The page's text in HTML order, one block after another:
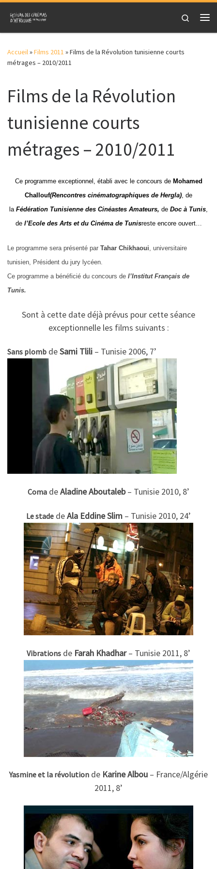
Skip to content
Search
Accueil»Films 2011 »Films de la Révolution tunisienne courts
métrages – 2010/2011
Films de la Révolution
tunisienne courts
métrages – 2010/2011
Ce programme exceptionnel, établi avec le concours deMohamed
Challouf(Rencontres cinématographiques de Hergla) , de
la Fédération Tunisienne des Cinéastes Amateurs, de Doc à Tunis
de l’Ecole des Arts et du Cinéma de Tunisreste encore ouvert…
Le programme sera présenté par Tahar Chikhaoui, universitaire
tunisien, Président du jury lycéen.
Ce programme a bénéficié du concours de l’Institut Français de
Tunis.
Sont à cette date déjà prévus pour cette séance
exceptionnelle les films suivants :
Sans plomb deSami Tlili – Tunisie 2006, 7’
Coma deAladine Aboutaleb– Tunisie 2010, 8’
Le stade deAla Eddine Slim – Tunisie 2010, 24’
Vibrations de Farah Khadhar– Tunisie 2011, 8’
Yasmine et la révolution de Karine Albou – France/Algérie
2011, 8’